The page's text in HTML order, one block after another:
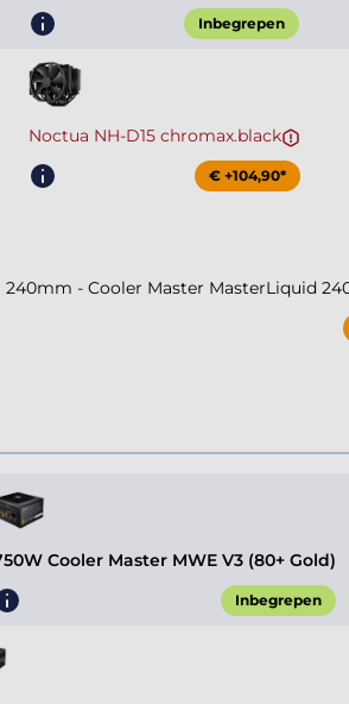
Inbegrepen
Noctua NH-D15 chromax.black
€ +104,90*
- Cooler Master MasterLiquid
Cooler Master MWE V3 (80+ Gold)
Inbegrepen